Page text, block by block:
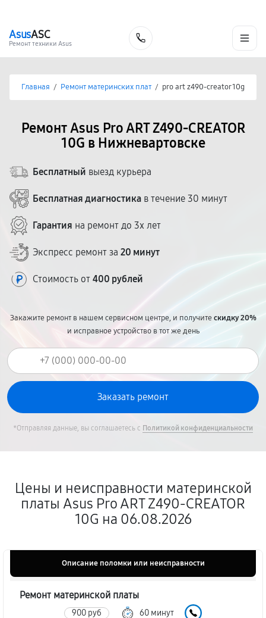
AsusASC
Ремонт техники Asus
Главная / Ремонт материнских плат / pro art z490-creator 10g
Ремонт Asus Pro ART Z490-CREATOR
10G в Нижневартовске
Бесплатный выезд курьера
Бесплатная диагностика в течение 30 минут
Гарантия на ремонт до 3х лет
Экспресс ремонт за 20 минут
Стоимость от 400 рублей
Закажите ремонт в нашем сервисном центре, и получитескидку 20%
и исправное устройство в тот же день
*Отправляя данные, вы соглашаетесь с Политикой конфиденциальности
Цены и неисправности материнской
платы Asus Pro ART Z490-CREATOR
10G на 06.08.2026
Описание поломки или неисправности
Ремонт материнской платы
900 руб 60 минут